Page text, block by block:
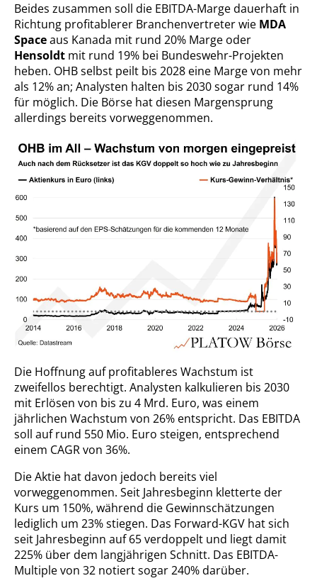
Beides zusammen soll die EBITDA-Marge dauerhaft in
Richtung profitablerer Branchenvertreter wie MDA
Spaceaus Kanada mit rund 20% Marge oder
Hensoldt mit rund 19% bei Bundeswehr-Projekten
heben. OHB selbst peilt bis 2028 eine Marge von mehr
als 12% an; Analysten halten bis 2030 sogar rund 14%
für möglich. Die Börse hat diesen Margensprung
allerdings bereits vorweggenommen.
Die Hoffnung auf profitableres Wachstum ist
zweifellos berechtigt. Analysten kalkulieren bis 2030
mit Erlösen von bis zu 4 Mrd. Euro, was einem
jährlichen Wachstum von 26% entspricht. Das EBITDA
soll auf rund 550 Mio. Euro steigen, entsprechend
einem CAGR von 36%.
Die Aktie hat davon jedoch bereits viel
vorweggenommen. Seit Jahresbeginn kletterte der
Kurs um 150%, während die Gewinnschätzungen
lediglich um 23% stiegen. Das Forward-KGV hat sich
seit Jahresbeginn auf 65 verdoppelt und liegt damit
225% über dem langjährigen Schnitt. Das EBITDA-
Multiple von 32 notiert sogar 240% darüber.